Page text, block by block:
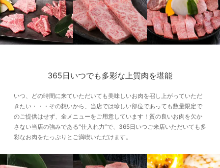
365日いつでも多彩な上質肉を堪能
いつ、どの時間に来ていただいても美味しいお肉を召し上がっていただ
きたい・・・その想いから、当店では珍しい部位であっても数量限定で
のご提供はせず、全メニューをご用意しています！質の良いお肉を欠か
さない当店の強みである“仕入れ力”で、365日いつご来店いただいても多
彩なお肉をたっぷりとご満喫いただけます。